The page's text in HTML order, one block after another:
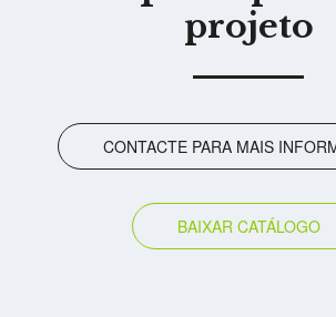
projeto
CONTACTE PARA MAIS
BAIXAR CATÁLOGO